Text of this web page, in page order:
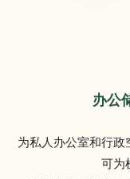
办公
为私人办公室和行
可为